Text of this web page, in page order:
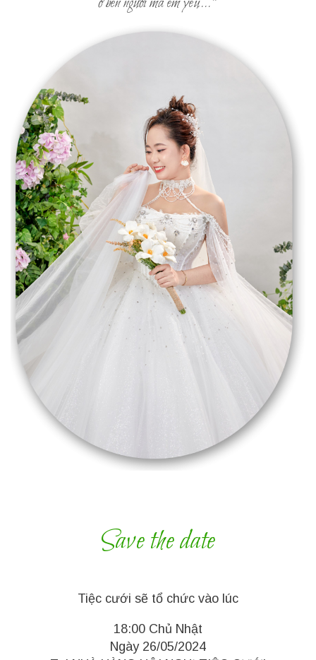
Save the date
Tiệc cưới sẽ tổ chức vào lúc
18:00 Chủ Nhật
Ngày 26/05/2024